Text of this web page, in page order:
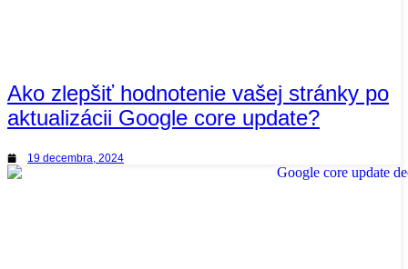
Ako zlepšiť hodnotenie vašej stránky po
aktualizácii Google core update?
19 decembra, 2024